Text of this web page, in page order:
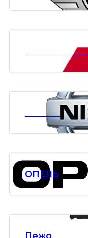
МИТСУБИСИ
НИСАН
ОПЕЛЬ
Пежо